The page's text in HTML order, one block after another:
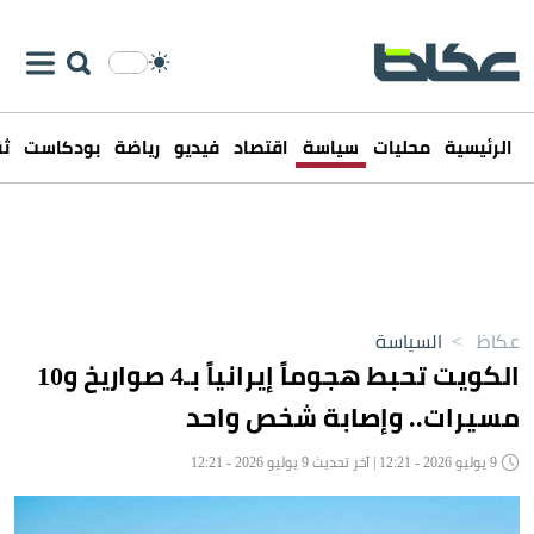
الرئيسية محليات سياسة اقتصاد فيديو رياضة بودكاست
عكاظ > السياسة
الكويت تحبط هجوماً إيرانياً بـ4 صواريخ و10
مسيرات.. وإصابة شخص واحد